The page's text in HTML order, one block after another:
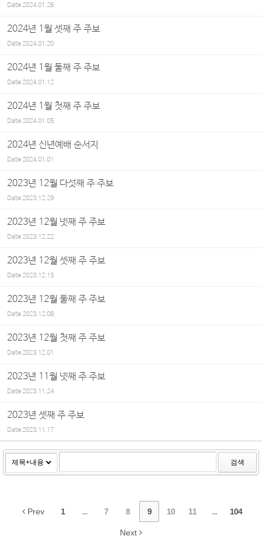
Date2024.01.26
2024년 1월 셋째 주 주보
Date2024.01.20
2024년 1월 둘째 주 주보
Date2024.01.12
2024년 1월 첫째 주 주보
Date2024.01.05
2024년 신년예배 순서지
Date2024.01.01
2023년 12월 다섯째 주 주보
Date2023.12.29
2023년 12월 넷째 주 주보
Date2023.12.22
2023년 12월 셋째 주 주보
Date2023.12.15
2023년 12월 둘째 주 주보
Date2023.12.08
2023년 12월 첫째 주 주보
Date2023.12.01
2023년 11월 넷째 주 주보
Date2023.11.24
2023년 셋째 주 주보
Date2023.11.17
검색
Prev 1 ... 7 8 9 10 11 ... 104
Next